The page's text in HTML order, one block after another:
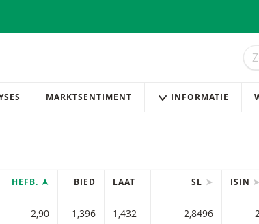
MARKTSENTIMENT INFORMATIE
HEFB. BIED LAAT SL ISIN
loss-niveau 2,85 en hefboom 2,90 met ISIN code:
2,90 1,396 1,432 2,8496